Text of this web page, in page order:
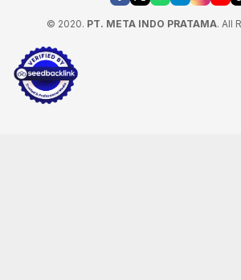
© 2020. PT. META INDO PRATAMA. All